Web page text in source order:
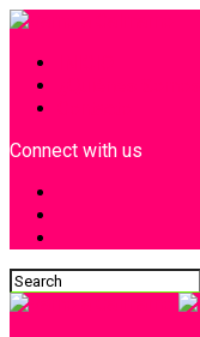
Connect with us